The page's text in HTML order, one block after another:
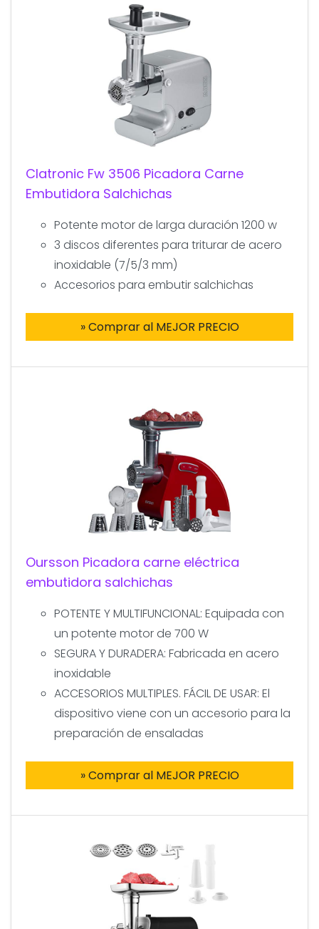
Clatronic Fw 3506 Picadora Carne
Embutidora Salchichas
Potente motor de larga duración 1200 w
3 discos diferentes para triturar de acero
inoxidable (7/5/3 mm)
Accesorios para embutir salchichas
» Comprar al MEJOR PRECIO
Oursson Picadora carne eléctrica
embutidora salchichas
POTENTE Y MULTIFUNCIONAL: Equipada con
un potente motor de 700 W
SEGURA Y DURADERA: Fabricada en acero
inoxidable
ACCESORIOS MULTIPLES. FÁCIL DE USAR: El
dispositivo viene con un accesorio para la
preparación de ensaladas
» Comprar al MEJOR PRECIO